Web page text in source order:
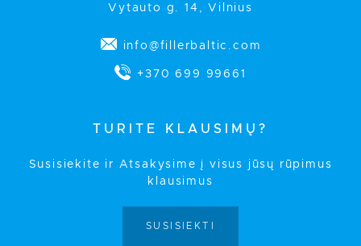
Vytauto g. 14, Vilnius
info@fillerbaltic.com
+370 699 99661
TURITE KLAUSIMŲ?
Susisiekite ir Atsakysime į visus jūsų rūpimus
klausimus
SUSISIEKTI